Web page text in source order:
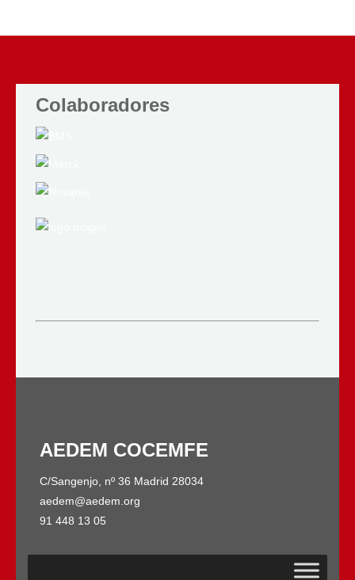
Colaboradores
AEDEM COCEMFE
C/Sangenjo, nº 36 Madrid 28034
aedem@aedem.org
91 448 13 05